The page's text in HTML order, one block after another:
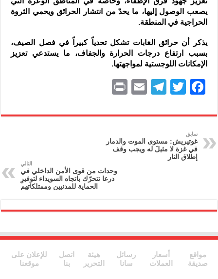
يصعب الوصول إليها، ما يحدّ من انتشار الحرائق ويحمي الثروة
الحراجية في المنطقة.
يذكر أن حرائق الغابات تشكل تحدياً كبيراً في فصل الصيف،
بسبب ارتفاع درجات الحرارة والجفاف، ما يستدعي تعزيز
الإمكانات اللوجستية لمواجهتها.
F
c
e
b
o
T
itt
T
e
gr
a
E
ai
nt
سابق
غوتيريش: مستوى الموت والدمار
في غزة لا مثيلَ له ويجب وقف
إطلاق النار
التالي
وحدات من قوى الأمن الداخلي في
درعا تتحرّك باتجاه السويداء لتوفيرِ
الحماية للمدنيين وممتلكاتهم
مواقع
صديقة
أسعار
العملات
رسائل
سانا
هيئة
التحرير
اتصل
بنا
للإعلان على
موقعنا